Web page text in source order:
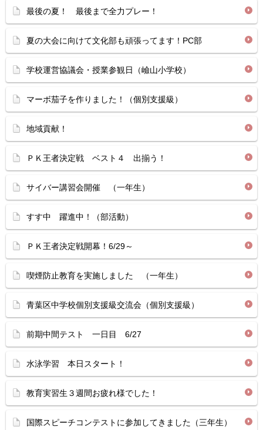
最後の夏！ 最後まで全力プレー！
夏の大会に向けて文化部も頑張ってます！PC部
学校運営協議会・授業参観日（嶮山小学校）
マーボ茄子を作りました！（個別支援級）
地域貢献！
ＰＫ王者決定戦 ベスト４ 出揃う！
サイバー講習会開催 （一年生）
すす中 躍進中！（部活動）
ＰＫ王者決定戦開幕！6/29～
喫煙防止教育を実施しました （一年生）
青葉区中学校個別支援級交流会（個別支援級）
前期中間テスト 一日目 6/27
水泳学習 本日スタート！
教育実習生３週間お疲れ様でした！
国際スピーチコンテストに参加してきました（三年生）